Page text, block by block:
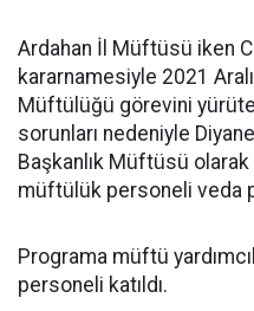
Ardahan İl Müftüsü iken
kararnamesiyle 2021
Müftülüğü görevini
sorunları nedeniyle
Başkanlık Müftüsü
müftülük personeli veda
Programa müftü
personeli katıldı.